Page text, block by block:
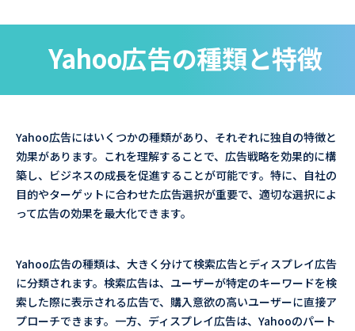
Yahoo広告の種類と特徴
Yahoo広告にはいくつかの種類があり、それぞれに独自の特徴と
効果があります。これを理解することで、広告戦略を効果的に構
築し、ビジネスの成長を促進することが可能です。特に、自社の
目的やターゲットに合わせた広告選択が重要で、適切な選択によ
って広告の効果を最大化できます。
Yahoo広告の種類は、大きく分けて検索広告とディスプレイ広告
に分類されます。検索広告は、ユーザーが特定のキーワードを検
索した際に表示される広告で、購入意欲の高いユーザーに直接ア
プローチできます。一方、ディスプレイ広告は、Yahooのパート